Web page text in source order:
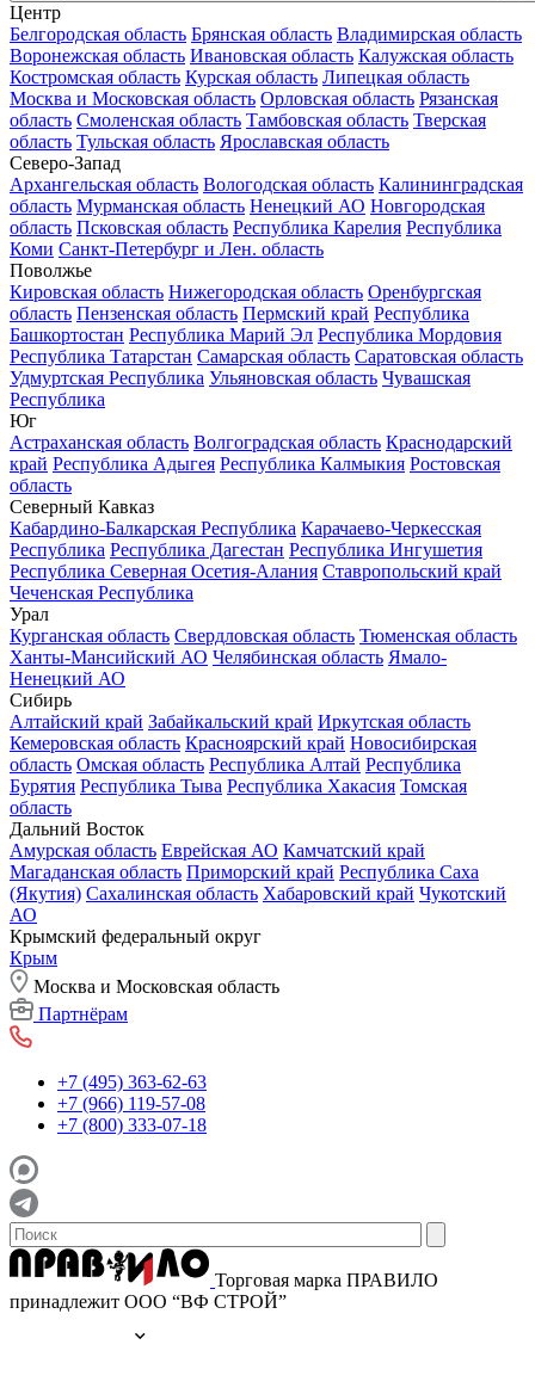
Центр
Белгородская область Брянская область Владимирская область
Воронежская область Ивановская область Калужская область
Костромская область Курская область Липецкая область
Москва и Московская область Орловская область Рязанская
область Смоленская область Тамбовская область Тверская
область Тульская область Ярославская область
Северо-Запад
Архангельская область Вологодская область Калининградская
область Мурманская область Ненецкий АО Новгородская
область Псковская область Республика Карелия Республика
Коми Санкт-Петербург и Лен. область
Поволжье
Кировская область Нижегородская область Оренбургская
область Пензенская область Пермский край Республика
Башкортостан Республика Марий Эл Республика Мордовия
Республика Татарстан Самарская область Саратовская область
Удмуртская Республика Ульяновская область Чувашская
Республика
Юг
Астраханская область Волгоградская область Краснодарский
край Республика Адыгея Республика Калмыкия Ростовская
область
Северный Кавказ
Кабардино-Балкарская Республика Карачаево-Черкесская
Республика Республика Дагестан Республика Ингушетия
Республика Северная Осетия-Алания Ставропольский край
Чеченская Республика
Урал
Курганская область Свердловская область Тюменская область
Ханты-Мансийский АО Челябинская область Ямало-
Ненецкий АО
Сибирь
Алтайский край Забайкальский край Иркутская область
Кемеровская область Красноярский край Новосибирская
область Омская область Республика Алтай Республика
Бурятия Республика Тыва Республика Хакасия Томская
область
Дальний Восток
Амурская область Еврейская АО Камчатский край
Магаданская область Приморский край Республика Саха
(Якутия) Сахалинская область Хабаровский край Чукотский
АО
Крымский федеральный округ
Крым
Москва и Московская область
Партнёрам
+7 (495) 363-62-63
+7 (966) 119-57-08
+7 (800) 333-07-18
Торговая марка ПРАВИЛО
принадлежит ООО “ВФ СТРОЙ”